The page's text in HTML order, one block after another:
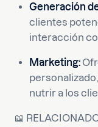
Generación
clientes
interacción
Marketing:
nutrir a los
📖